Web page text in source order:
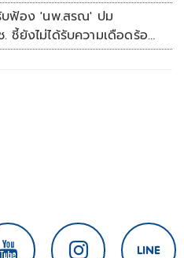
บฟ้อง 'นพ.สรณ' ปม
ยังไม่ได้รับความเดือดร้อน